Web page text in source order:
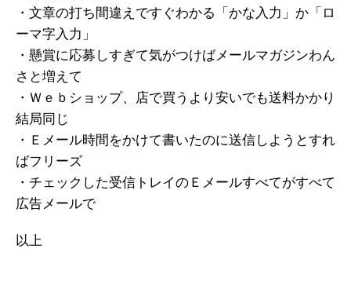
・文章の打ち間違えですぐわかる「かな入力」か「ロ
ーマ字入力」
・懸賞に応募しすぎて気がつけばメールマガジンわん
さと増えて
・Ｗｅｂショップ、店で買うより安いでも送料かかり
結局同じ
・Ｅメール時間をかけて書いたのに送信しようとすれ
ばフリーズ
・チェックした受信トレイのＥメールすべてがすべて
広告メールで
以上